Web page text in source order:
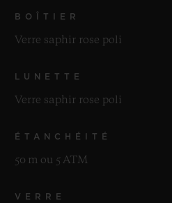
BOÎTIER
Verre saphir rose poli
LUNETTE
Verre saphir rose poli
ÉTANCHÉITÉ
50 m ou 5 ATM
VERRE